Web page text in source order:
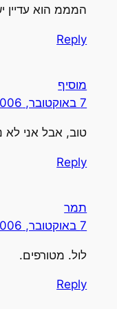
המממ הוא עדיין
Reply
מוסיף
7 באוקטובר, 2006
טוב, אבל אני לא
Reply
תמר
7 באוקטובר, 2006
לול. מטורפים.
Reply